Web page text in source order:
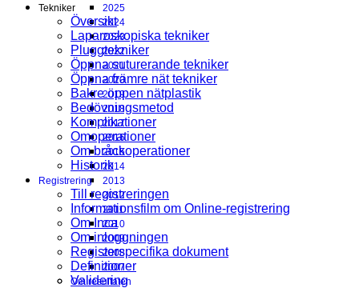
2025
2024
2023
2022
2021
2020
2019
2018
2017
2016
2015
2014
2013
2012
2011
2010
2009
2008
2007
Om resultaten
Tekniker
Översikt
Laparoskopiska tekniker
Pluggtekniker
Öppna suturerande tekniker
Öppna främre nät tekniker
Bakre öppen nätplastik
Bedövningsmetod
Komplikationer
Omoperationer
Om bråckoperationer
Historik
Registrering
Till registreringen
Informationsfilm om Online-registrering
Om Inca
Om inloggningen
Registerspecifika dokument
Definitioner
Validering